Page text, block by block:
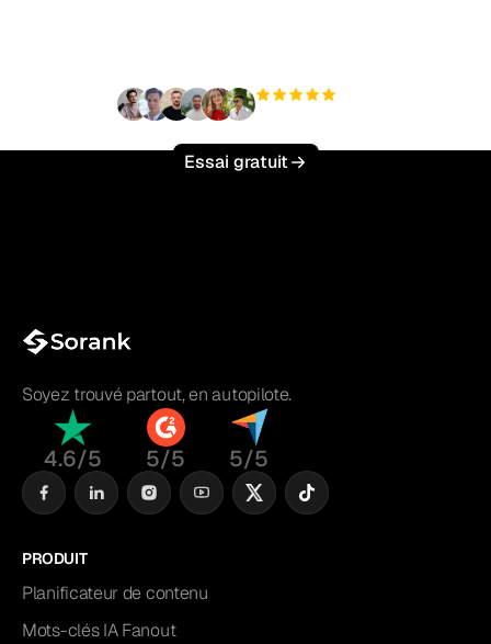
Essai gratuit
Soyez trouvé partout, en autopilote.
4.6/5 5/5 5/5
PRODUIT
Planificateur de contenu
Mots-clés IA Fanout